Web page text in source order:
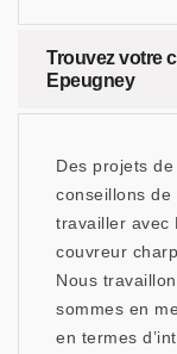
Trouvez votre
Epeugney
Des projets
conseillons de
travailler avec
couvreur
Nous
sommes en
en termes